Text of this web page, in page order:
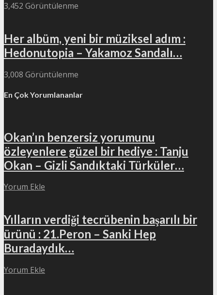
3,452 Görüntülenme
Her albüm, yeni bir müziksel adım :
Hedonutopia – Yakamoz Sandalı…
3,008 Görüntülenme
En Çok Yorumlananlar
Okan’ın benzersiz yorumunu
özleyenlere güzel bir hediye : Tanju
Okan – Gizli Sandıktaki Türküler…
Yorum Ekle
Yılların verdiği tecrübenin başarılı bir
ürünü : 21.Peron – Sanki Hep
Buradaydık…
Yorum Ekle